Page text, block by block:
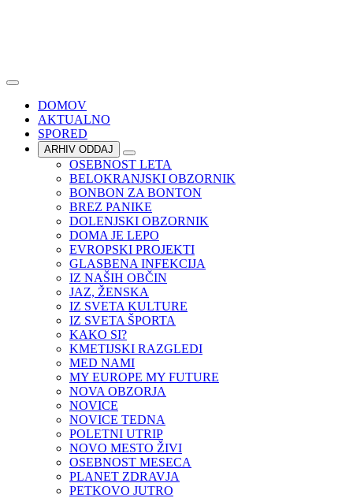
DOMOV
AKTUALNO
SPORED
ARHIV ODDAJ
OSEBNOST LETA
BELOKRANJSKI OBZORNIK
BONBON ZA BONTON
BREZ PANIKE
DOLENJSKI OBZORNIK
DOMA JE LEPO
EVROPSKI PROJEKTI
GLASBENA INFEKCIJA
IZ NAŠIH OBČIN
JAZ, ŽENSKA
IZ SVETA KULTURE
IZ SVETA ŠPORTA
KAKO SI?
KMETIJSKI RAZGLEDI
MED NAMI
MY EUROPE MY FUTURE
NOVA OBZORJA
NOVICE
NOVICE TEDNA
POLETNI UTRIP
NOVO MESTO ŽIVI
OSEBNOST MESECA
PLANET ZDRAVJA
PETKOVO JUTRO